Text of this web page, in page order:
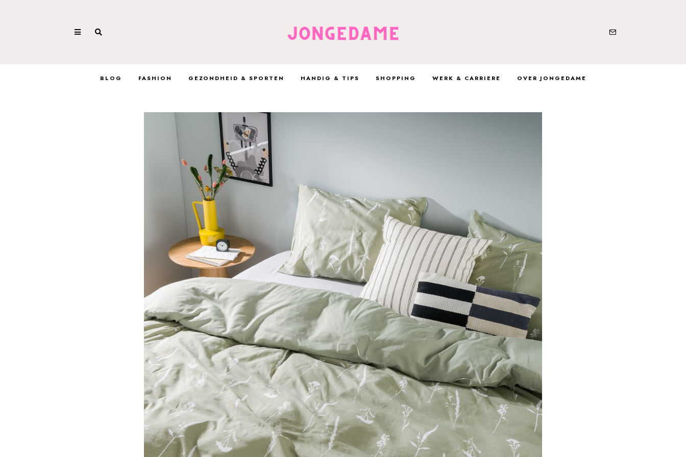
BLOG FASHION GEZONDHEID & SPORTEN HANDIG & TIPS SHOPPING WERK & CARRIERE OVER JONGEDAME